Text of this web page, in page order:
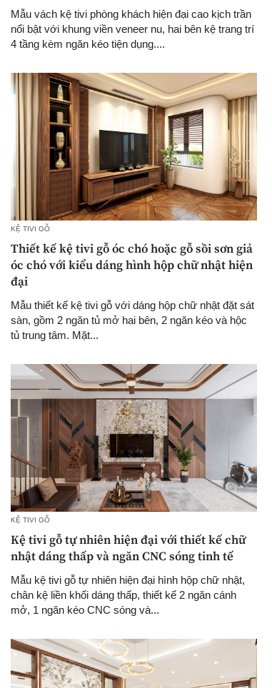
Mẫu vách kệ tivi phòng khách hiện đại cao kịch trần
nổi bật với khung viền veneer nu, hai bên kệ trang trí
4 tầng kèm ngăn kéo tiện dụng....
KỆ TIVI GỖ
Thiết kế kệ tivi gỗ óc chó hoặc gỗ sồi sơn giả
óc chó với kiểu dáng hình hộp chữ nhật hiện
đại
Mẫu thiết kế kệ tivi gỗ với dáng hộp chữ nhật đặt sát
sàn, gồm 2 ngăn tủ mở hai bên, 2 ngăn kéo và hộc
tủ trung tâm. Mặt...
KỆ TIVI GỖ
Kệ tivi gỗ tự nhiên hiện đại với thiết kế chữ
nhật dáng thấp và ngăn CNC sóng tinh tế
Mẫu kệ tivi gỗ tự nhiên hiện đại hình hộp chữ nhật,
chân kệ liền khối dáng thấp, thiết kế 2 ngăn cánh
mở, 1 ngăn kéo CNC sóng và...